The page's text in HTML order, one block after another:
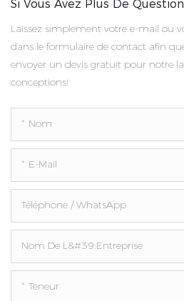
Si Vous Avez Plus De
Laissez simplement votre e-mail ou
dans le formulaire de contact afin
envoyer un devis gratuit pour notre
conceptions!
Nom
E-Mail
Téléphone / WhatsApp
Nom De L&#39;entreprise
Teneur